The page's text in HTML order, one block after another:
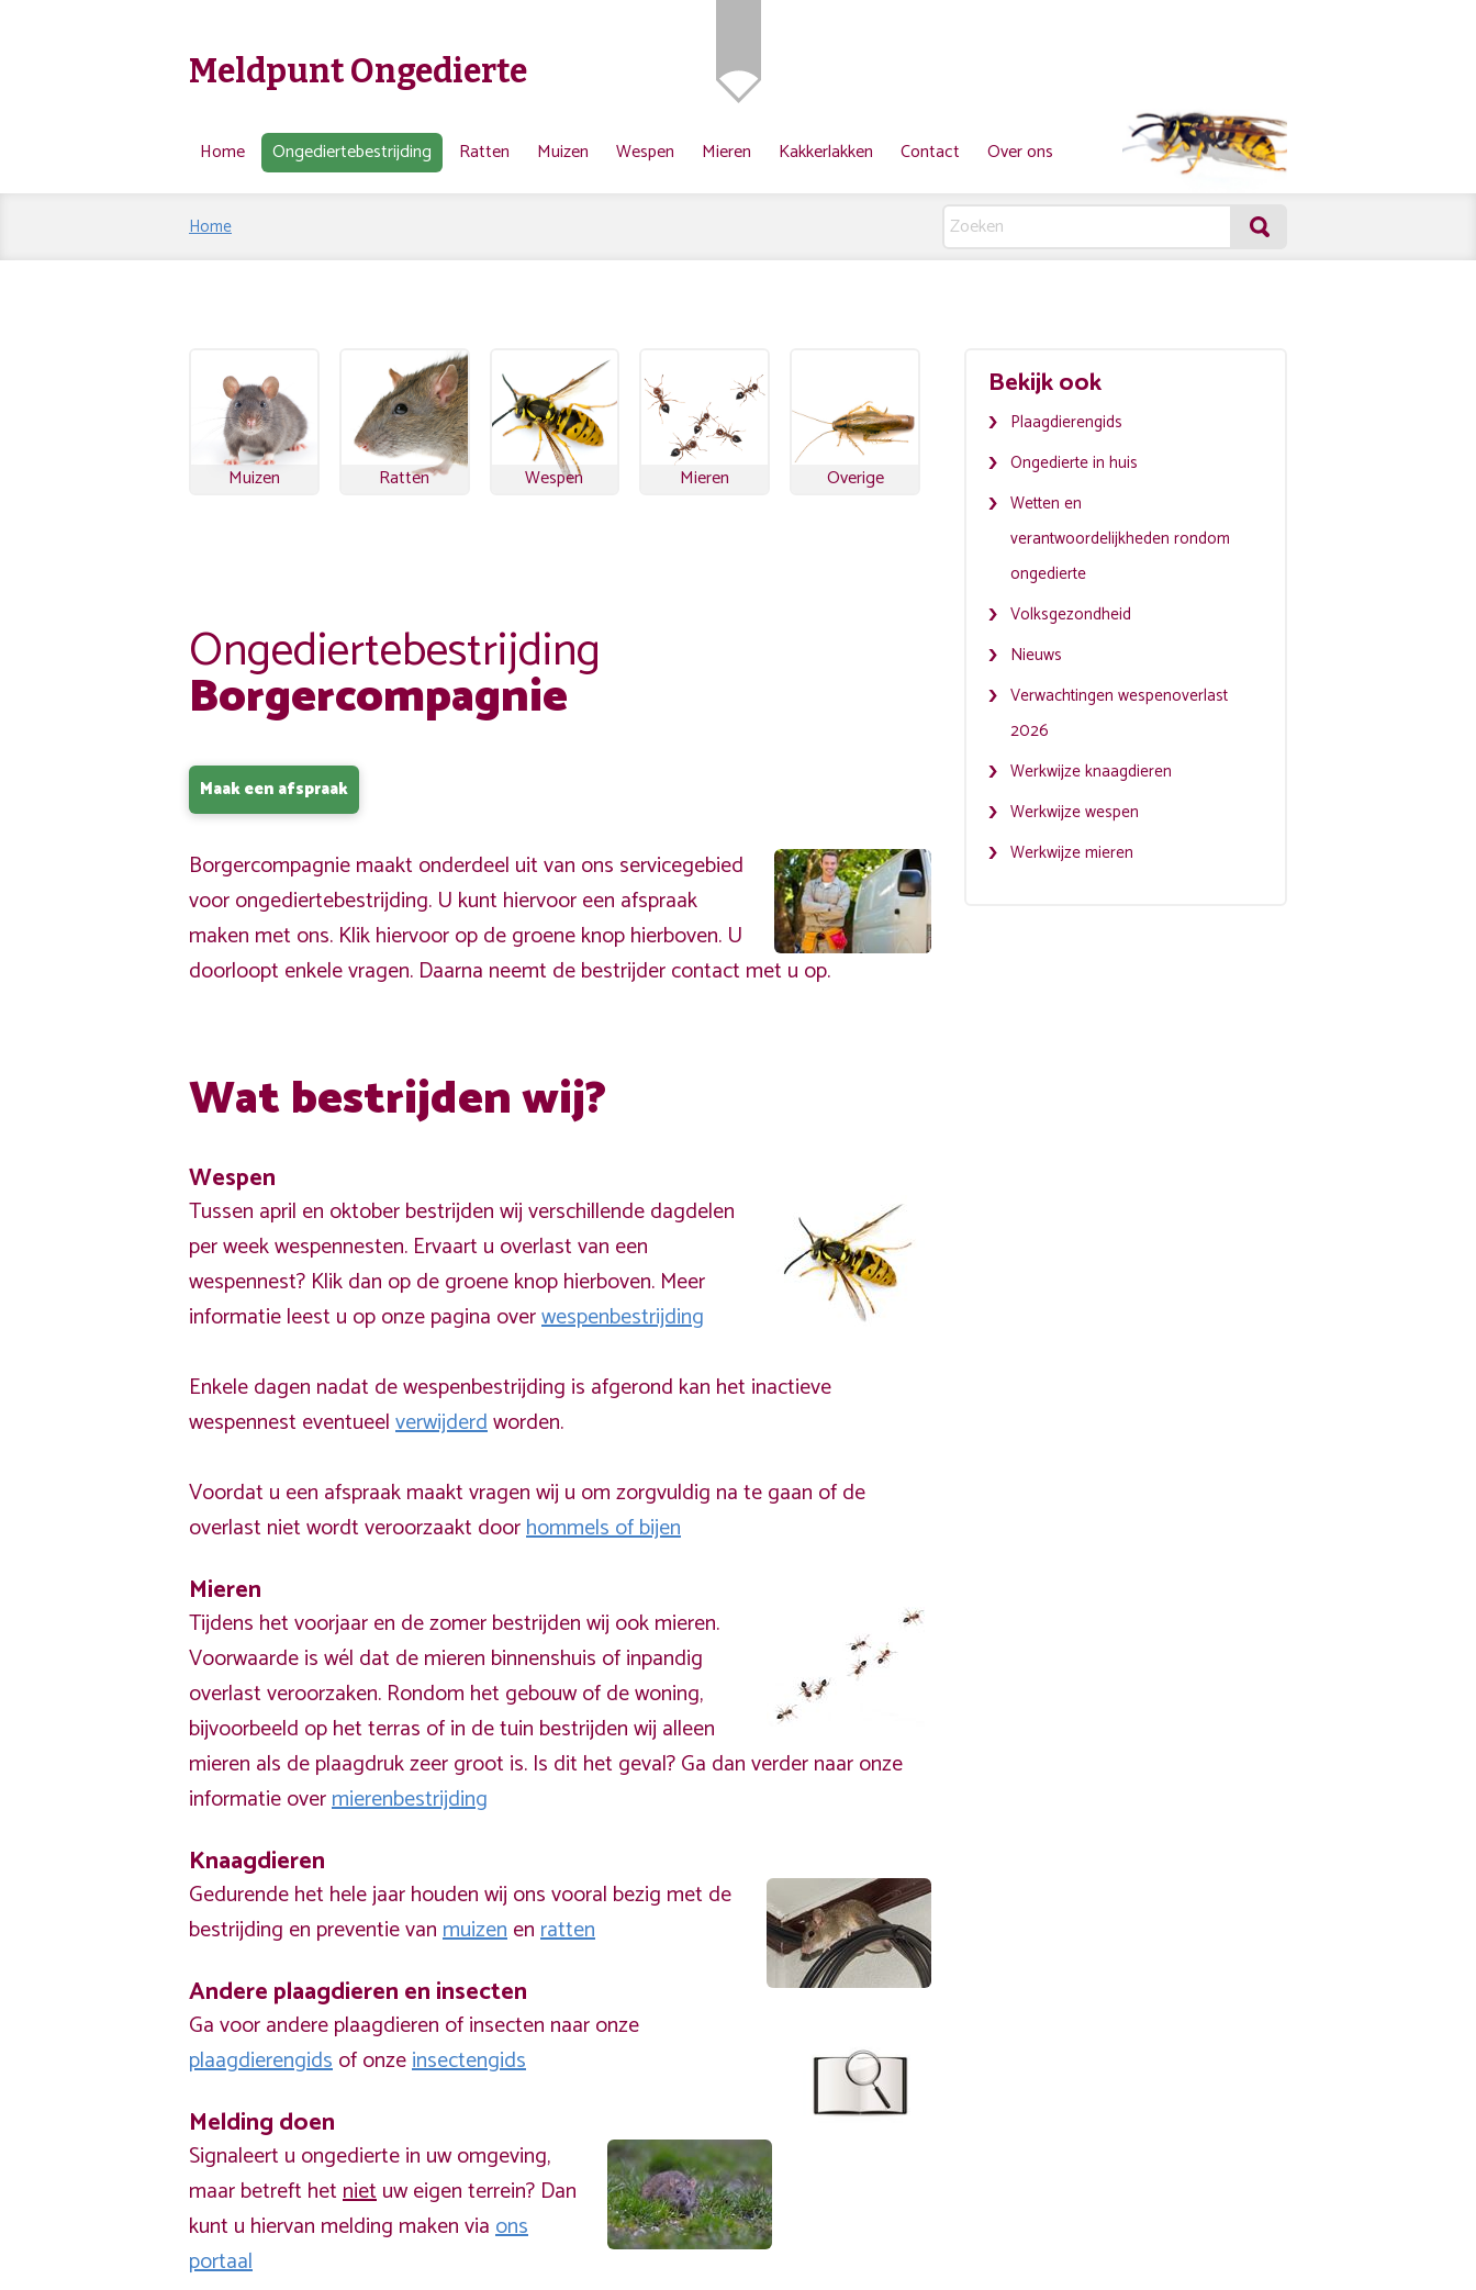
Meldpunt Ongedierte
Home Ongediertebestrijding Ratten Muizen Wespen Mieren Kakkerlakken Contact Over ons
Home
Muizen Ratten Wespen Mieren Overige
Ongediertebestrijding
Borgercompagnie
Maak een afspraak
Borgercompagnie maakt onderdeel uit van ons servicegebied
voor ongediertebestrijding. U kunt hiervoor een afspraak
maken met ons. Klik hiervoor op de groene knop hierboven. U
doorloopt enkele vragen. Daarna neemt de bestrijder contact met u op.
Wat bestrijden wij?
Wespen
Tussen april en oktober bestrijden wij verschillende dagdelen
per week wespennesten. Ervaart u overlast van een
wespennest? Klik dan op de groene knop hierboven. Meer
informatie leest u op onze pagina overwespenbestrijding
Enkele dagen nadat de wespenbestrijding is afgerond kan het inactieve
wespennest eventueelverwijderdworden.
Voordat u een afspraak maakt vragen wij u om zorgvuldig na te gaan of de
overlast niet wordt veroorzaakt doorhommels of bijen
Mieren
Tijdens het voorjaar en de zomer bestrijden wij ook mieren.
Voorwaarde is wél dat de mieren binnenshuis of inpandig
overlast veroorzaken. Rondom het gebouw of de woning,
bijvoorbeeld op het terras of in de tuin bestrijden wij alleen
mieren als de plaagdruk zeer groot is. Is dit het geval? Ga dan verder naar onze
informatie overmierenbestrijding
Knaagdieren
Gedurende het hele jaar houden wij ons vooral bezig met de
bestrijding en preventie vanmuizenenratten
Andere plaagdieren en insecten
Ga voor andere plaagdieren of insecten naar onze
plaagdierengidsof onzeinsectengids
Melding doen
Signaleert u ongedierte in uw omgeving,
maar betreft hetnietuw eigen terrein? Dan
kunt u hiervan melding maken viaons
portaal
Bekijk ook
Plaagdierengids
Ongedierte in huis
Wetten en
verantwoordelijkheden rondom
ongedierte
Volksgezondheid
Nieuws
Verwachtingen wespenoverlast
2026
Werkwijze knaagdieren
Werkwijze wespen
Werkwijze mieren